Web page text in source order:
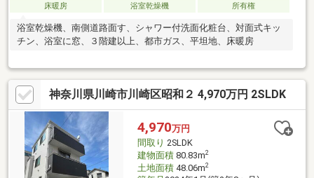
床暖房
浴室乾燥機 所有権
浴室乾燥機、南側道路面す、シャワー付洗面化粧台、対面式キッ
チン、浴室に窓、３階建以上、都市ガス、平坦地、床暖房
神奈川県川崎市川崎区昭和２ 4,970万円 2SLDK
4,970万円
間取り 2SLDK
建物面積80.83m2
土地面積48.06m2